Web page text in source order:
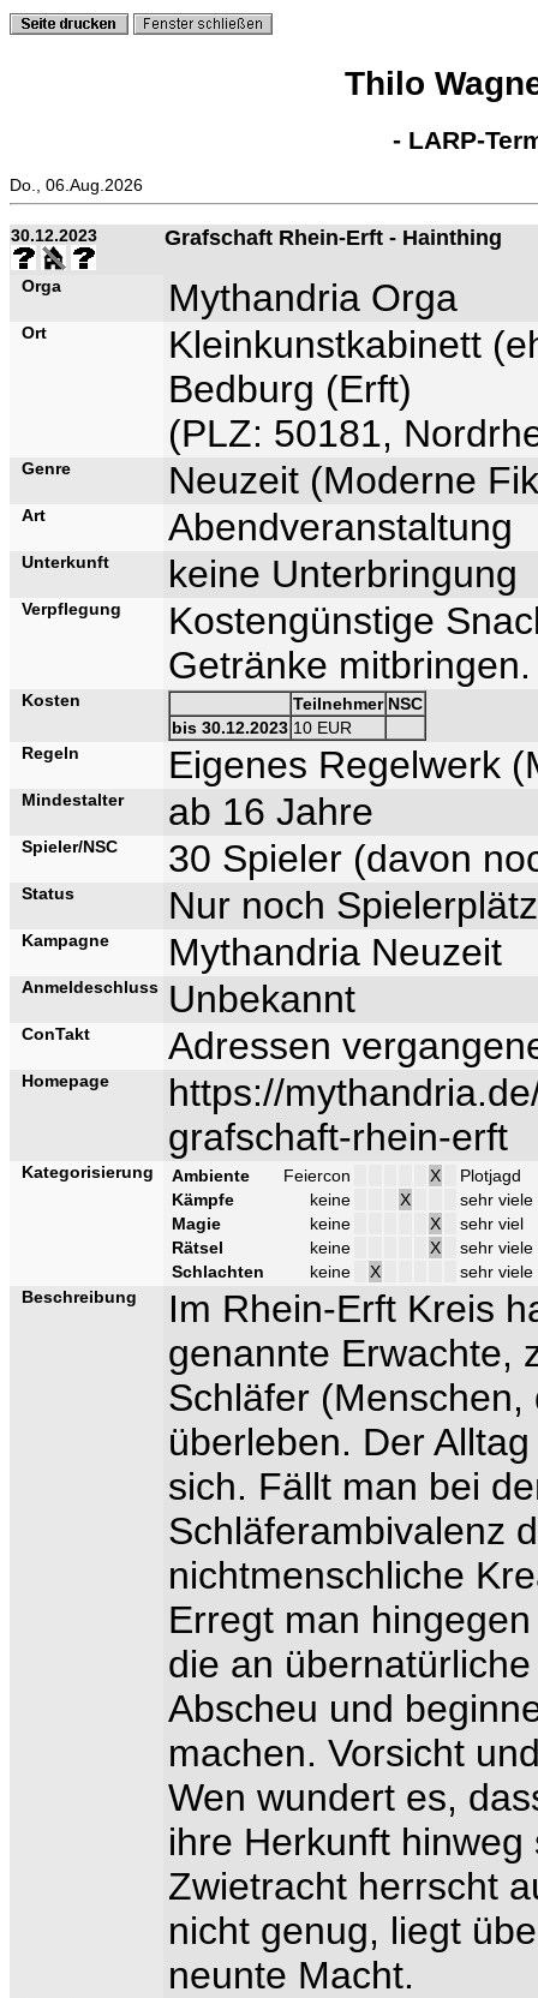
Thilo
- LARP-
Do., 06.Aug.2026
30.12.2023 Grafschaft Rhein-Erft - Hainthing
Orga Mythandria Orga
Ort
Kleinkunstkabinett
Bedburg (Erft)
(PLZ: 50181,
Genre Neuzeit (Moderne
Art Abendveranstaltung
Unterkunft keine Unterbringung
Verpflegung
Kostengünstige
Getränke mitbringen.
Kosten Teilnehmer NSC
bis 30.12.2023 10 EUR
Regeln
Eigenes Regelwerk
Mindestalter ab 16 Jahre
Spieler/NSC 30 Spieler (davon
Status Nur noch
Kampagne Mythandria Neuzeit
Anmeldeschluss Unbekannt
ConTakt Adressen
Homepage
https://
grafschaft-rhein-erft
Kategorisierung Ambiente Feiercon X
Plotjagd
Kämpfe
keine X
sehr viele
Magie
keine X
sehr viel
Rätsel
keine X
sehr viele
Schlachten
keine X
sehr viele
Beschreibung
Im Rhein-Erft Kreis
genannte Erwachte,
Schläfer
überleben. Der
sich. Fällt man bei
Schläferambivalenz
nichtmenschliche
Erregt man
die an
Abscheu und
machen. Vorsicht
Wen wundert es,
ihre Herkunft
Zwietracht herrscht
nicht genug, liegt
neunte Macht.